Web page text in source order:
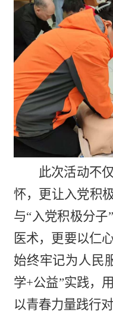
此次活动不
怀，更让入党积
与“入党积极分
医术，更要以仁
始终牢记为人民
学+公益”实践，
以青春力量践行